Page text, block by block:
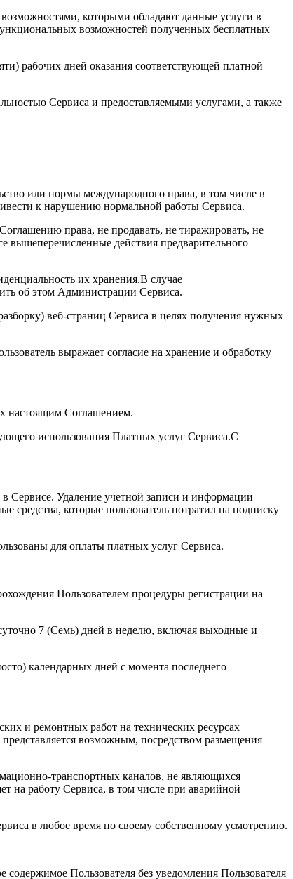
которыми обладают данные услуги в
возможностей полученных бесплатных
рабочих дней оказания соответствующей платной
Сервиса и предоставляемыми услугами, а также
или нормы международного права, в том числе в
к нарушению нормальной работы Сервиса.
права, не продавать, не тиражировать, не
вышеперечисленные действия предварительного
их хранения.В случае
об этом Администрации Сервиса.
веб-страниц Сервиса в целях получения нужных
выражает согласие на хранение и обработку
настоящим Соглашением.
использования Платных услуг Сервиса.С
Сервисе. Удаление учетной записи и информации
средства, которые пользователь потратил на подписку
для оплаты платных услуг Сервиса.
Пользователем процедуры регистрации на
7 (Семь) дней в неделю, включая выходные и
календарных дней с момента последнего
и ремонтных работ на технических ресурсах
возможным, посредством размещения
транспортных каналов, не являющихся
на работу Сервиса, в том числе при аварийной
в любое время по своему собственному усмотрению.
Пользователя без уведомления Пользователя